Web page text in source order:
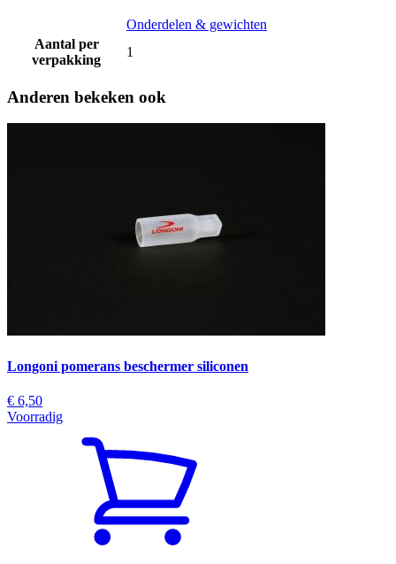
Onderdelen & gewichten
Aantal per
verpakking
1
Anderen bekeken ook
Longoni pomerans beschermer siliconen
€ 6,50
Voorradig